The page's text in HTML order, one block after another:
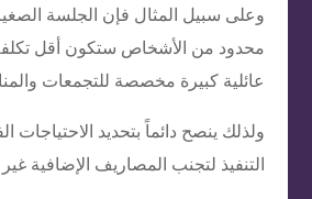
وعلى سبيل المثال فإن الجلسة
محدود من الأشخاص ستكون أقل
عائلية كبيرة مخصصة للتجمعات
ولذلك ينصح دائماً بتحديد الاحتياجات
التنفيذ لتجنب المصاريف الإضافية